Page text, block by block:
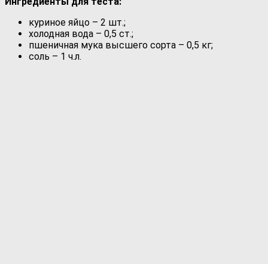
куриное яйцо – 2 шт.;
холодная вода – 0,5 ст.;
пшеничная мука высшего сорта – 0,5 кг;
соль – 1 ч.л.